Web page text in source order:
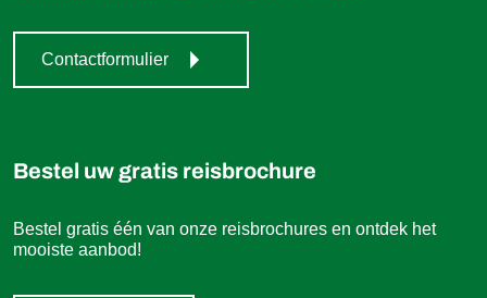
Contactformulier
Bestel uw gratis reisbrochure
Bestel gratis één van onze reisbrochures en ontdek het
mooiste aanbod!